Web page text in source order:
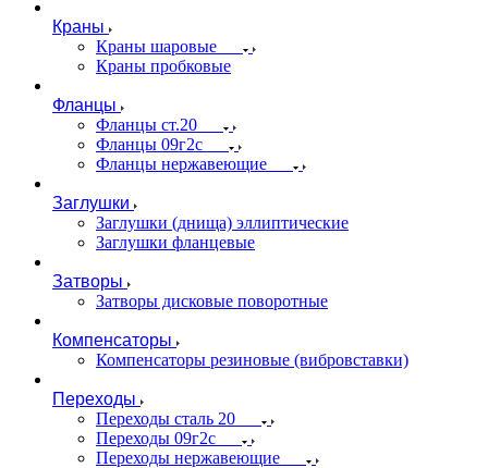
Краны
Краны шаровые
Краны пробковые
Фланцы
Фланцы ст.20
Фланцы 09г2с
Фланцы нержавеющие
Заглушки
Заглушки (днища) эллиптические
Заглушки фланцевые
Затворы
Затворы дисковые поворотные
Компенсаторы
Компенсаторы резиновые (вибровставки)
Переходы
Переходы сталь 20
Переходы 09г2с
Переходы нержавеющие